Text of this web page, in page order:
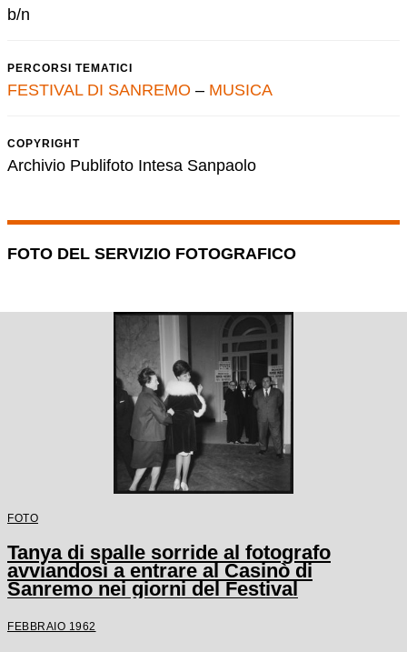
b/n
PERCORSI TEMATICI
FESTIVAL DI SANREMO – MUSICA
COPYRIGHT
Archivio Publifoto Intesa Sanpaolo
FOTO DEL SERVIZIO FOTOGRAFICO
FOTO
Tanya di spalle sorride al fotografo
avviandosi a entrare al Casinò di
Sanremo nei giorni del Festival
FEBBRAIO 1962